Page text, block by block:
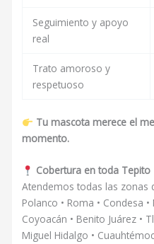
Seguimiento y apoyo
real
Trato amoroso y
respetuoso
Tu mascota merece el
momento.
Cobertura en toda Tepito
Atendemos todas las zonas
Polanco • Roma • Condesa
Coyoacán • Benito Juárez •
Miguel Hidalgo •